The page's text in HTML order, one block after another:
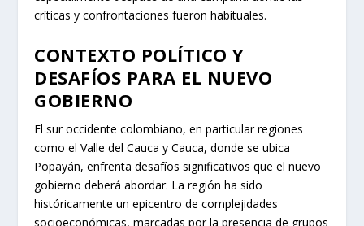
críticas y confrontaciones fueron habituales.
CONTEXTO POLÍTICO Y
DESAFÍOS PARA EL NUEVO
GOBIERNO
El sur occidente colombiano, en particular regiones
como el Valle del Cauca y Cauca, donde se ubica
Popayán, enfrenta desafíos significativos que el nuevo
gobierno deberá abordar. La región ha sido
históricamente un epicentro de complejidades
socioeconómicas, marcadas por la presencia de grupos